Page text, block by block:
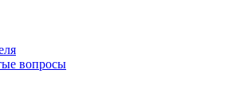
вопросы